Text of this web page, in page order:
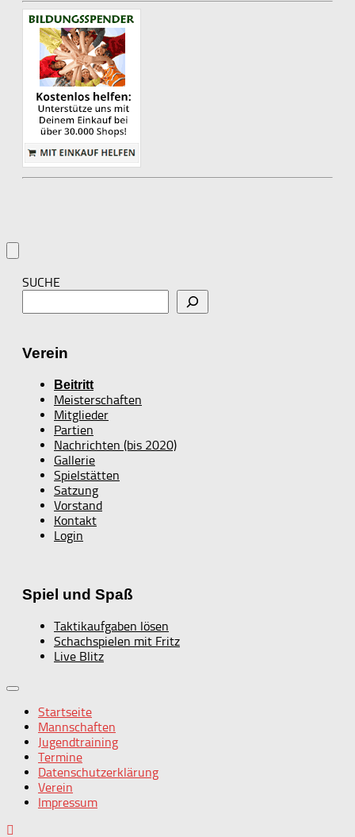
SUCHE
Verein
Beitritt
Meisterschaften
Mitglieder
Partien
Nachrichten (bis 2020)
Gallerie
Spielstätten
Satzung
Vorstand
Kontakt
Login
Spiel und Spaß
Taktikaufgaben lösen
Schachspielen mit Fritz
Live Blitz
Startseite
Mannschaften
Jugendtraining
Termine
Datenschutzerklärung
Verein
Impressum